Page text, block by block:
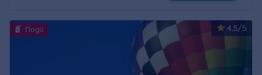
4.5/5
Події